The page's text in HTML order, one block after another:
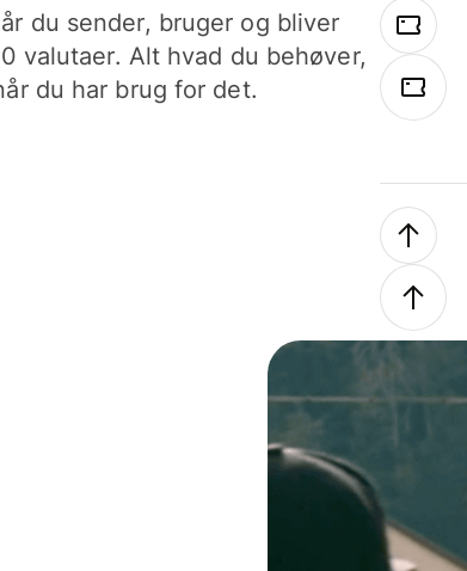
du sender, bruger og bliver
valutaer. Alt hvad du behøver,
du har brug for det.